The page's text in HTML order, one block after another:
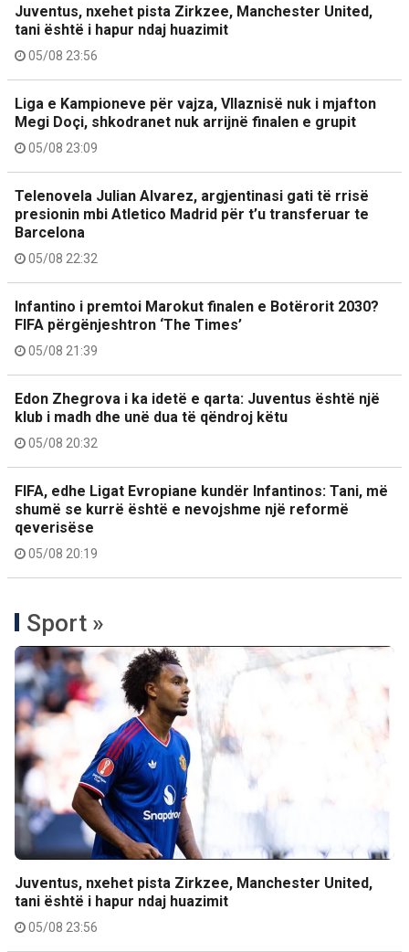
Juventus, nxehet pista Zirkzee, Manchester United,
tani është i hapur ndaj huazimit
05/08 23:56
Liga e Kampioneve për vajza, Vllaznisë nuk i mjafton
Megi Doçi, shkodranet nuk arrijnë finalen e grupit
05/08 23:09
Telenovela Julian Alvarez, argjentinasi gati të rrisë
presionin mbi Atletico Madrid për t’u transferuar te
Barcelona
05/08 22:32
Infantino i premtoi Marokut finalen e Botërorit 2030?
FIFA përgënjeshtron ‘The Times’
05/08 21:39
Edon Zhegrova i ka idetë e qarta: Juventus është një
klub i madh dhe unë dua të qëndroj këtu
05/08 20:32
FIFA, edhe Ligat Evropiane kundër Infantinos: Tani, më
shumë se kurrë është e nevojshme një reformë
qeverisëse
05/08 20:19
Sport »
Juventus, nxehet pista Zirkzee, Manchester United,
tani është i hapur ndaj huazimit
05/08 23:56